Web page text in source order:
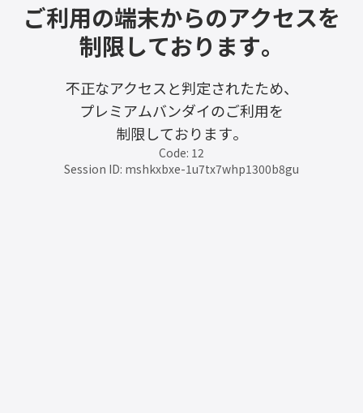
ご利用の端末からのアクセスを
制限しております。
不正なアクセスと判定されたため、
プレミアムバンダイのご利用を
制限しております。
Code: 12
Session ID: mshkxbxe-1u7tx7whp1300b8gu